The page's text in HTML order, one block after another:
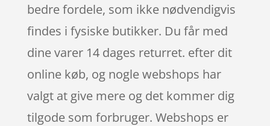
bedre fordele, som ikke nødvendigvis
findes i fysiske butikker. Du får med
dine varer 14 dages returret. efter dit
online køb, og nogle webshops har
valgt at give mere og det kommer dig
tilgode som forbruger. Webshops er